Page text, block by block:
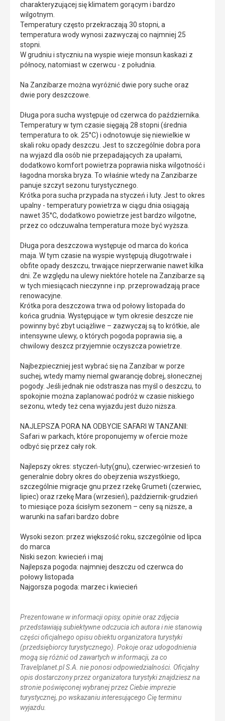
charakteryzującej się klimatem gorącym i bardzo
wilgotnym.
Temperatury często przekraczają 30 stopni, a
temperatura wody wynosi zazwyczaj co najmniej 25
stopni.
W grudniu i styczniu na wyspie wieje monsun kaskazi z
północy, natomiast w czerwcu - z południa.
Na Zanzibarze można wyróżnić dwie pory suche oraz
dwie pory deszczowe.
Długa pora sucha występuje od czerwca do października.
Temperatury w tym czasie sięgają 28 stopni (średnia
temperatura to ok. 25°C) i odnotowuje się niewielkie w
skali roku opady deszczu. Jest to szczególnie dobra pora
na wyjazd dla osób nie przepadających za upałami,
dodatkowo komfort powietrza poprawia niska wilgotność i
łagodna morska bryza. To właśnie wtedy na Zanzibarze
panuje szczyt sezonu turystycznego.
Krótka pora sucha przypada na styczeń i luty. Jest to okres
upalny - temperatury powietrza w ciągu dnia osiągają
nawet 35°C, dodatkowo powietrze jest bardzo wilgotne,
przez co odczuwalna temperatura może być wyższa.
Długa pora deszczowa występuje od marca do końca
maja. W tym czasie na wyspie występują długotrwałe i
obfite opady deszczu, trwające nieprzerwanie nawet kilka
dni. Ze względu na ulewy niektóre hotele na Zanzibarze są
w tych miesiącach nieczynne i np. przeprowadzają prace
renowacyjne.
Krótka pora deszczowa trwa od połowy listopada do
końca grudnia. Występujące w tym okresie deszcze nie
powinny być zbyt uciążliwe – zazwyczaj są to krótkie, ale
intensywne ulewy, o których pogoda poprawia się, a
chwilowy deszcz przyjemnie oczyszcza powietrze.
Najbezpieczniej jest wybrać się na Zanzibar w porze
suchej, wtedy mamy niemal gwarancję dobrej, słonecznej
pogody. Jeśli jednak nie odstrasza nas myśl o deszczu, to
spokojnie można zaplanować podróż w czasie niskiego
sezonu, wtedy też cena wyjazdu jest dużo niższa.
NAJLEPSZA PORA NA ODBYCIE SAFARI W TANZANII:
Safari w parkach, które proponujemy w ofercie może
odbyć się przez cały rok.
Najlepszy okres: styczeń-luty(gnu), czerwiec-wrzesień to
generalnie dobry okres do obejrzenia wszystkiego,
szczególnie migracje gnu przez rzekę Grumeti (czerwiec,
lipiec) oraz rzekę Mara (wrzesień), październik-grudzień
to miesiące poza ścisłym sezonem – ceny są niższe, a
warunki na safari bardzo dobre
Wysoki sezon: przez większość roku, szczególnie od lipca
do marca
Niski sezon: kwiecień i maj
Najlepsza pogoda: najmniej deszczu od czerwca do
połowy listopada
Najgorsza pogoda: marzec i kwiecień
Prezentowane w informacji opisy, opinie oraz zdjęcia
przedstawiają subiektywne odczucia ich autora i nie stanowią
części oficjalnego opisu obiektu organizatora turystyki
(przedsiębiorcy turystycznego). Pokoje oraz udogodnienia
mogą się różnić od zawartych w informacji, za co
Travelplanet.pl S.A. nie ponosi odpowiedzialności. Oficjalny
opis dostarczony przez organizatora turystyki znajdziesz na
stronie poświęconej wybranej przez Ciebie imprezie
turystycznej, po wskazaniu interesującego Cię terminu
wyjazdu.